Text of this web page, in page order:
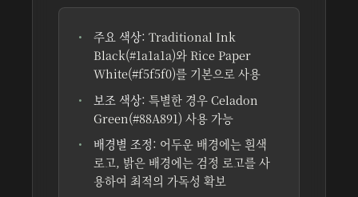
주요 색상: Traditional Ink
Black(#1a1a1a)와 Rice Paper
White(#f5f5f0)를 기본으로 사용
보조 색상: 특별한 경우 Celadon
Green(#88A891) 사용 가능
배경별 조정: 어두운 배경에는 흰색
로고, 밝은 배경에는 검정 로고를 사
용하여 최적의 가독성 확보